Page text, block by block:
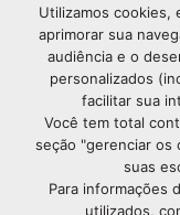
Utilizamos cookies,
aprimorar sua
audiência e o
personalizados
facilitar sua
Você tem total
seção "gerenciar os
suas
Para informações
utilizados,